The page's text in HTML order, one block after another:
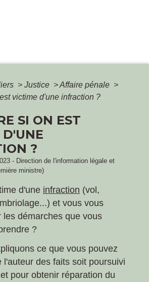
> Justice >Affaire pénale >
victime d'une infraction ?
SI ON EST
?
- Direction de l'information légale et
ministre)
d'une infraction (vol,
et vous vous
les démarches que vous
?
ce que vous pouvez
l'auteur des faits soit poursuivi
pour obtenir réparation du